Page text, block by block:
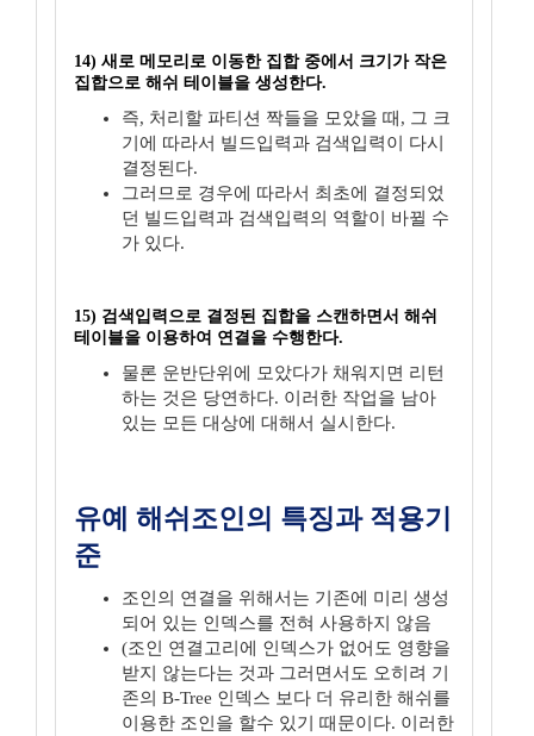
14) 새로 메모리로 이동한 집합 중에서 크기가 작은
집합으로 해쉬 테이블을 생성한다.
즉, 처리할 파티션 짝들을 모았을 때, 그 크
기에 따라서 빌드입력과 검색입력이 다시
결정된다.
그러므로 경우에 따라서 최초에 결정되었
던 빌드입력과 검색입력의 역할이 바뀔 수
가 있다.
15) 검색입력으로 결정된 집합을 스캔하면서 해쉬
테이블을 이용하여 연결을 수행한다.
물론 운반단위에 모았다가 채워지면 리턴
하는 것은 당연하다. 이러한 작업을 남아
있는 모든 대상에 대해서 실시한다.
유예 해쉬조인의 특징과 적용기
준
조인의 연결을 위해서는 기존에 미리 생성
되어 있는 인덱스를 전혀 사용하지 않음
(조인 연결고리에 인덱스가 없어도 영향을
받지 않는다는 것과 그러면서도 오히려 기
존의 B-Tree 인덱스 보다 더 유리한 해쉬를
이용한 조인을 할수 있기 때문이다. 이러한